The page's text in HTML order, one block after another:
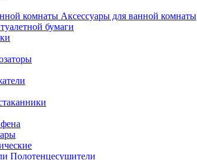
Аксессуары для ванной комнаты
бумаги
Полотенцесушители